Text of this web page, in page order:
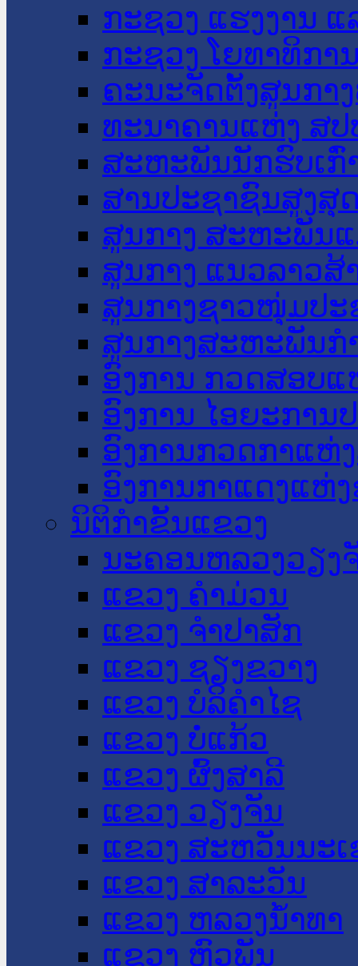
ກະຊວງ ແຮງງານ
ກະຊວງ ໂຍທາທິກາ
ຄະນະຈັດຕັ້ງສູນກາ
ທະນາຄານແຫ່ງ ສປ
ສະຫະພັນນັກຮົບເກົ່
ສານປະຊາຊົນສູງສຸ
ສູນກາງ ສະຫະພັນ
ສູນກາງ ແນວລາວສ້
ສູນກາງຊາວໜຸ່ມປະ
ສູນກາງສະຫະພັນກ
ອົງການ ກວດສອບແ
ອົງການ ໄອຍະການ
ອົງການກວດກາແຫ່
ອົງການກາແດງແຫ່
ນິຕິກໍາຂັ້ນແຂວງ
ນະ​ຄອນ​ຫລວງວຽງ
ແຂວງ ຄໍາມ່ວນ
ແຂວງ ຈໍາປາສັກ
ແຂວງ ຊຽງຂວາງ
ແຂວງ ບໍລິຄໍາໄຊ
ແຂວງ ບໍ່ແກ້ວ
ແຂວງ ຜົ້ງສາລີ
ແຂວງ ວຽງຈັນ
ແຂວງ ສະຫວັນນະ
ແຂວງ ສາລະວັນ
ແຂວງ ຫລວງນໍ້າທາ
ແຂວງ ຫົວພັນ